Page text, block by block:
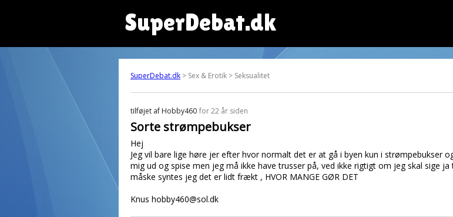
SuperDebat.dk
SuperDebat.dk > Sex & Erotik > Seksualitet
tilføjet af Hobby460 for 22 år siden
Sorte strømpebukser
Hej
Jeg vil bare lige høre jer efter hvor normalt det er at gå i byen kun i strømpebukser
mig ud og spise men jeg må ikke have trusser på, ved ikke rigtigt om jeg skal sige ja
måske syntes jeg det er lidt frækt , HVOR MANGE GØR DET
Knus hobby460@sol.dk